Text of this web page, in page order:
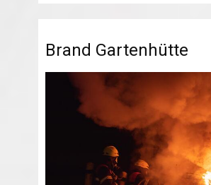
Brand Gartenhütte